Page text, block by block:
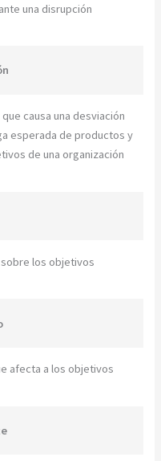
una disrupción
causa una desviación
esperada de productos y
de una organización
los objetivos
afecta a los objetivos